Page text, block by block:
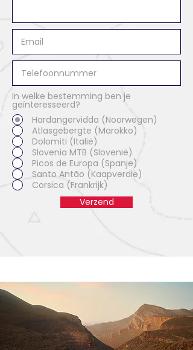
In welke bestemming ben je
geïnteresseerd?
Hardangervidda (Noorwegen)
Atlasgebergte (Marokko)
Dolomiti (Italië)
Slovenia MTB (Slovenië)
Picos de Europa (Spanje)
Santo Antão (Kaapverdië)
Corsica (Frankrijk)
Verzend